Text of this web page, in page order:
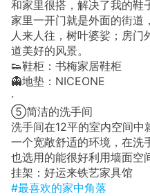
和家里很搭，解决了我的鞋
家里一开门就是外面的街道
人来人往，树叶婆娑；房门
道美好的风景。
👟鞋柜：书梅家居鞋柜
👻地垫：NICEONE
·
⑤简洁的洗手间
洗手间在12平的室内空间
一个宽敞舒适的环境，在洗
也选用的能很好利用墙面空
挂架：好运来铁艺家具馆
#最喜欢的家中角落